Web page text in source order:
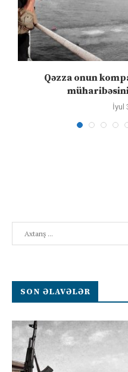
Qəzza onun
İyul
SON ƏLAVƏLƏR